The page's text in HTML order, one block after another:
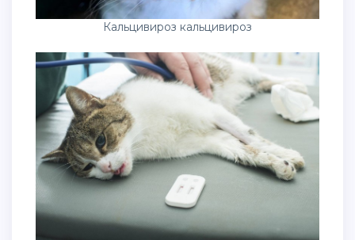
Кальцивироз кальцивироз